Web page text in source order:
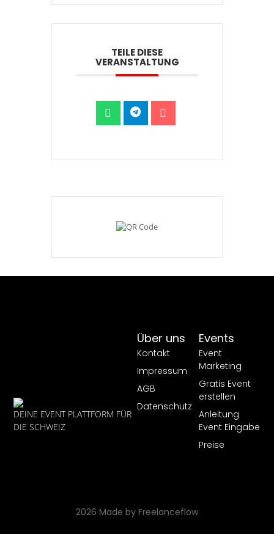
TEILE DIESE
VERANSTALTUNG
DEINE EVENT PLATTFORM FÜR
DIE SCHWEIZ
Events
Event
Marketing
Gratis Event
erstellen
Anleitung
Event Eingabe
Preise
Über uns
Kontakt
Impressum
AGB
Datenschutz
2026 Made by Freelanceflow